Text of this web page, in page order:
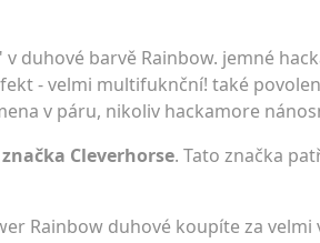
v duhové barvě Rainbow. jemné
- velmi multifuknční! také
v páru, nikoliv hackamore
značka Cleverhorse. Tato značka
Rainbow duhové koupíte za velmi